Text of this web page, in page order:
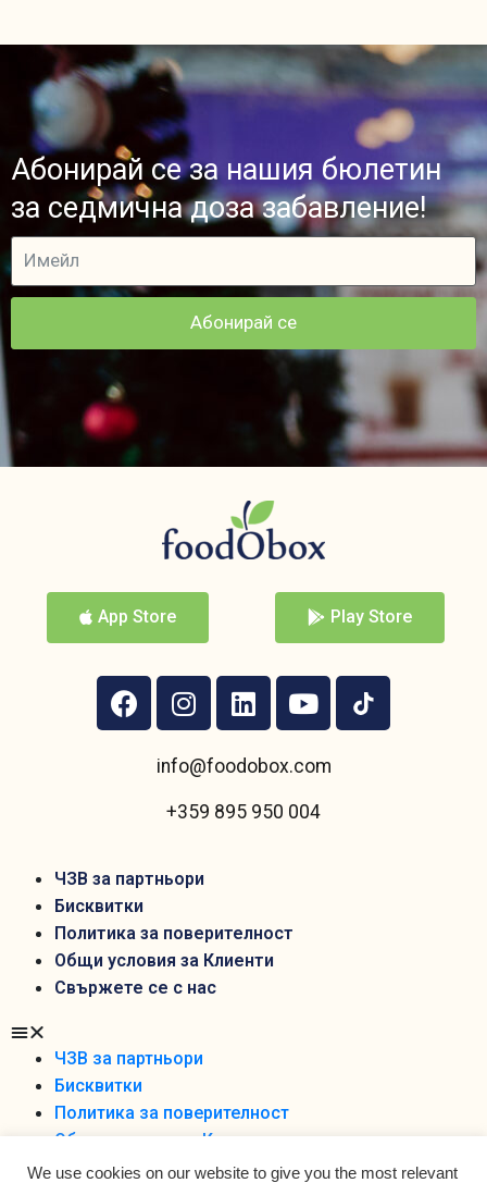
Абонирай се за нашия бюлетин
за седмична доза забавление!
Абонирай се
App Store Play Store
info@foodobox.com
+359 895 950 004
ЧЗВ за партньори
Бисквитки
Политика за поверителност
Общи условия за Клиенти
Свържете се с нас
ЧЗВ за партньори
Бисквитки
Политика за поверителност
Общи условия за Клиенти
Свържете се с нас
We use cookies on our website to give you the most relevant